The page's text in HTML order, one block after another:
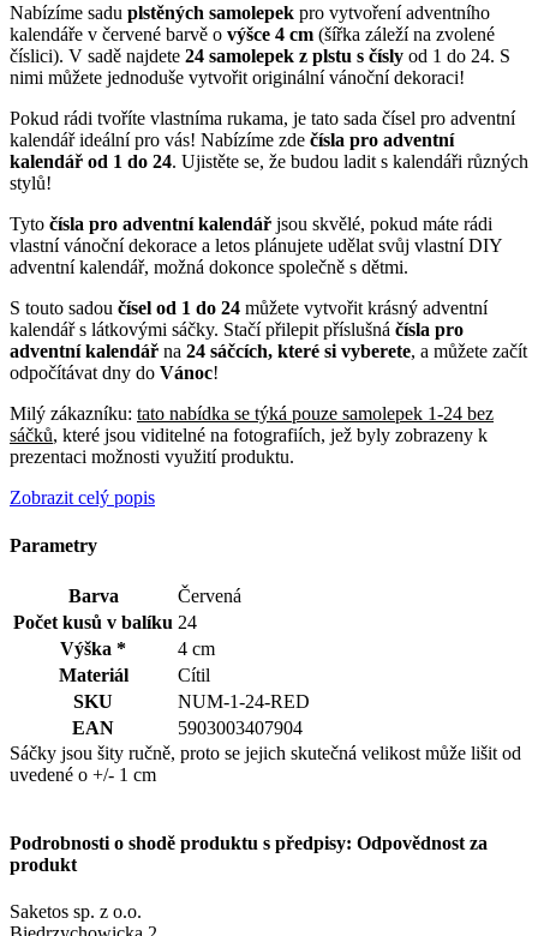
Nabízíme sadu plstěných samolepek pro vytvoření adventního
kalendáře v červené barvě o výšce 4 cm (šířka záleží na zvolené
číslici). V sadě najdete 24 samolepek z plstu s čísly od 1 do 24. S
nimi můžete jednoduše vytvořit originální vánoční dekoraci!
Pokud rádi tvoříte vlastníma rukama, je tato sada čísel pro adventní
kalendář ideální pro vás! Nabízíme zde čísla pro adventní
kalendář od 1 do 24. Ujistěte se, že budou ladit s kalendáři různých
stylů!
Tyto čísla pro adventní kalendář jsou skvělé, pokud máte rádi
vlastní vánoční dekorace a letos plánujete udělat svůj vlastní DIY
adventní kalendář, možná dokonce společně s dětmi.
S touto sadou čísel od 1 do 24 můžete vytvořit krásný adventní
kalendář s látkovými sáčky. Stačí přilepit příslušná čísla pro
adventní kalendář na 24 sáčcích, které si vyberete, a můžete začít
odpočítávat dny do Vánoc!
Milý zákazníku: tato nabídka se týká pouze samolepek 1-24 bez
sáčků, které jsou viditelné na fotografiích, jež byly zobrazeny k
prezentaci možnosti využití produktu.
Zobrazit celý popis
Parametry
Barva
Červená
Počet kusů v balíku 24
Výška *
4 cm
Materiál
Cítil
SKU
NUM-1-24-RED
EAN
5903003407904
Sáčky jsou šity ručně, proto se jejich skutečná velikost může lišit od
uvedené o +/- 1 cm
Podrobnosti o shodě produktu s předpisy: Odpovědnost za
produkt
Saketos sp. z o.o.